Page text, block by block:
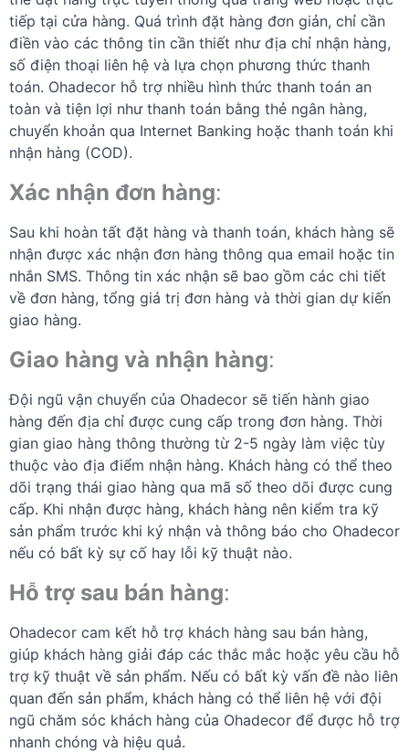
tiếp tại cửa hàng. Quá trình đặt hàng đơn giản, chỉ cần
điền vào các thông tin cần thiết như địa chỉ nhận hàng,
số điện thoại liên hệ và lựa chọn phương thức thanh
toán. Ohadecor hỗ trợ nhiều hình thức thanh toán an
toàn và tiện lợi như thanh toán bằng thẻ ngân hàng,
chuyển khoản qua Internet Banking hoặc thanh toán khi
nhận hàng (COD).
Xác nhận đơn hàng:
Sau khi hoàn tất đặt hàng và thanh toán, khách hàng sẽ
nhận được xác nhận đơn hàng thông qua email hoặc tin
nhắn SMS. Thông tin xác nhận sẽ bao gồm các chi tiết
về đơn hàng, tổng giá trị đơn hàng và thời gian dự kiến
giao hàng.
Giao hàng và nhận hàng:
Đội ngũ vận chuyển của Ohadecor sẽ tiến hành giao
hàng đến địa chỉ được cung cấp trong đơn hàng. Thời
gian giao hàng thông thường từ 2-5 ngày làm việc tùy
thuộc vào địa điểm nhận hàng. Khách hàng có thể theo
dõi trạng thái giao hàng qua mã số theo dõi được cung
cấp. Khi nhận được hàng, khách hàng nên kiểm tra kỹ
sản phẩm trước khi ký nhận và thông báo cho Ohadecor
nếu có bất kỳ sự cố hay lỗi kỹ thuật nào.
Hỗ trợ sau bán hàng:
Ohadecor cam kết hỗ trợ khách hàng sau bán hàng,
giúp khách hàng giải đáp các thắc mắc hoặc yêu cầu hỗ
trợ kỹ thuật về sản phẩm. Nếu có bất kỳ vấn đề nào liên
quan đến sản phẩm, khách hàng có thể liên hệ với đội
ngũ chăm sóc khách hàng của Ohadecor để được hỗ trợ
nhanh chóng và hiệu quả.